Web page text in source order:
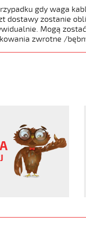
gdy waga
dostawy zostanie
Mogą
zwrotne /